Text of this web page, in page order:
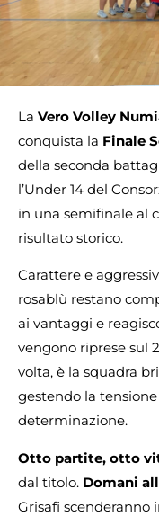
La Vero Volley
conquista la Finale
della seconda
l’Under 14 del
in una semifinale al
risultato storico.
Carattere e
rosablù restano
ai vantaggi e
vengono riprese sul
volta, è la squadra
gestendo la
determinazione.
Otto partite, otto
dal titolo. Domani
Grisafi scenderanno